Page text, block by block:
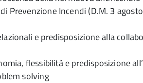
Prevenzione Incendi (D.M. 3
e predisposizione alla
flessibilità e predisposizione
solving